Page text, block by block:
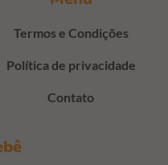
Termos e Condições
Política de privacidade
Contato